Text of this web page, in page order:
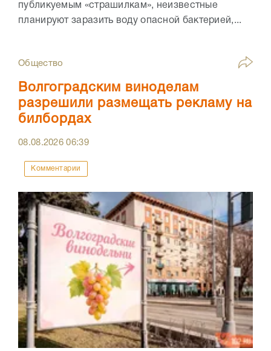
публикуемым «страшилкам», неизвестные
планируют заразить воду опасной бактерией,...
Общество
Волгоградским виноделам
разрешили размещать рекламу на
билбордах
08.08.202606:39
Комментарии